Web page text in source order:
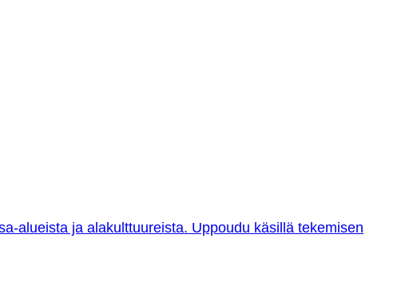
alueista ja alakulttuureista. Uppoudu käsillä tekemisen